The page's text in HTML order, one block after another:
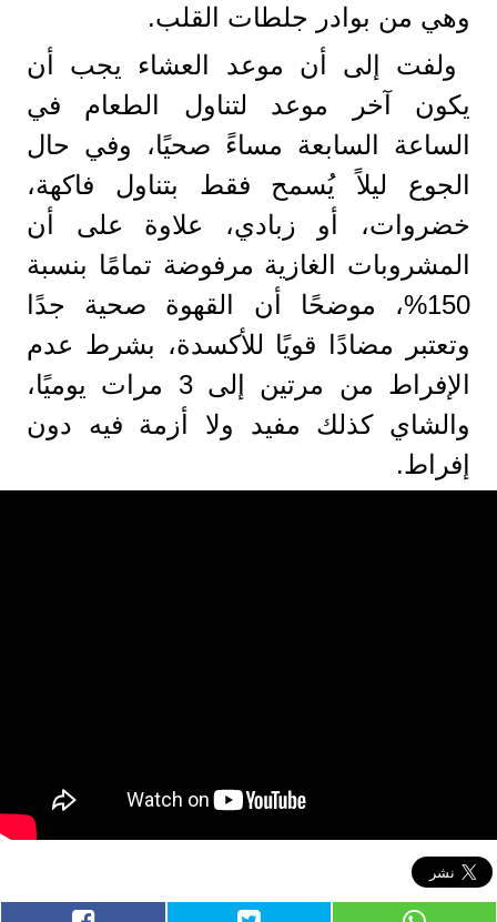
وهي من بوادر جلطات القلب.
ولفت إلى أن موعد العشاء يجب أن
يكون آخر موعد لتناول الطعام في
الساعة السابعة مساءً صحيًا، وفي حال
الجوع ليلاً يُسمح فقط بتناول فاكهة،
خضروات، أو زبادي، علاوة على أن
المشروبات الغازية مرفوضة تمامًا بنسبة
150%، موضحًا أن القهوة صحية جدًا
وتعتبر مضادًا قويًا للأكسدة، بشرط عدم
الإفراط من مرتين إلى 3 مرات يوميًا،
والشاي كذلك مفيد ولا أزمة فيه دون
إفراط.